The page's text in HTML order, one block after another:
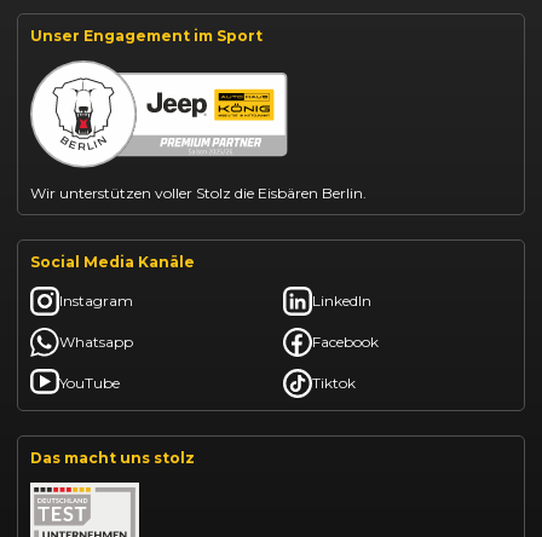
Suzuki Swift finanzieren
BYD Dolphin finanzieren
Kia Ceed finanzieren
Kia Sportage leasen
Mazda CX-30 finanzieren
Citroën C3 leasen
Unser Engagement im Sport
Wir unterstützen voller Stolz die Eisbären Berlin.
Social Media Kanäle
Instagram LinkedIn
Whatsapp Facebook
YouTube Tiktok
Das macht uns stolz